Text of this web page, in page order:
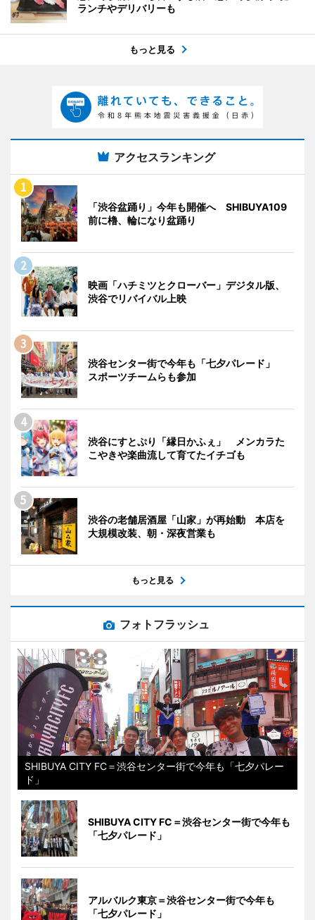
ランチやデリバリーも
もっと見る
アクセスランキング
「渋谷盆踊り」今年も開催へ SHIBUYA109
前に櫓、輪になり盆踊り
映画「ハチミツとクローバー」デジタル版、
渋谷でリバイバル上映
渋谷センター街で今年も「七夕パレード」
スポーツチームらも参加
渋谷にすとぷり「縁日かふぇ」 メンカラた
こやきや楽曲流して育てたイチゴも
渋谷の老舗居酒屋「山家」が再始動 本店を
大規模改装、朝・深夜営業も
もっと見る
フォトフラッシュ
SHIBUYA CITY FC＝渋谷センター街で今年も「七夕パレー
ド」
SHIBUYA CITY FC＝渋谷センター街で今年も
「七夕パレード」
アルバルク東京＝渋谷センター街で今年も
「七夕パレード」